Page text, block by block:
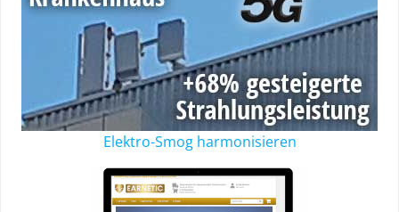
Elektro-Smog harmonisieren